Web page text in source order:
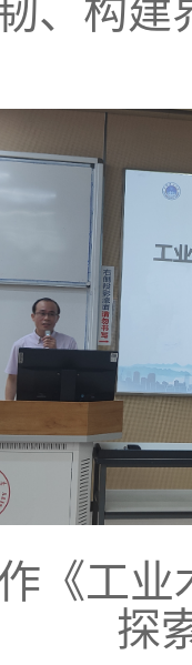
、构
《工
探